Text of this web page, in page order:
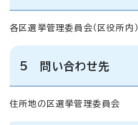
各区選挙管理委員会（区役所内）
5 問い合わせ先
住所地の区選挙管理委員会